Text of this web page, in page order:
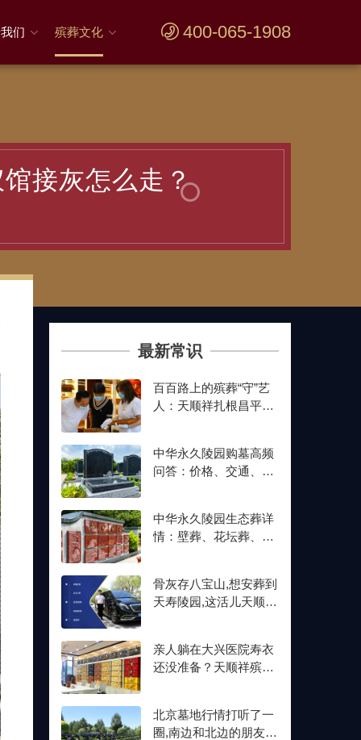
们 殡葬文化 400-065-1908
接灰怎么走？
最新常识
百百路上的殡葬“守”艺
人：天顺祥扎根昌平十
中华永久陵园购墓高频
问答：价格、交通、壁
中华永久陵园生态葬详
情：壁葬、花坛葬、树
骨灰存八宝山,想安葬到
天寿陵园,这活儿天顺祥
亲人躺在大兴医院寿衣
还没准备？天顺祥殡葬
北京墓地行情打听了一
圈,南边和北边的朋友最